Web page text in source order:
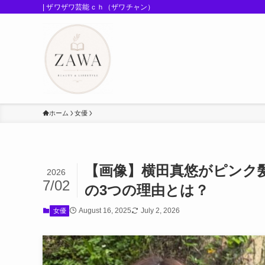
| ザワザワ芸能ｃｈ（ザワチャン）
ホーム 女優
【画像】横田真悠がピン
の3つの理由とは？
2026
7/02
女優 August 16, 2025 July 2, 2026